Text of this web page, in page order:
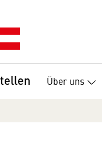
Über uns